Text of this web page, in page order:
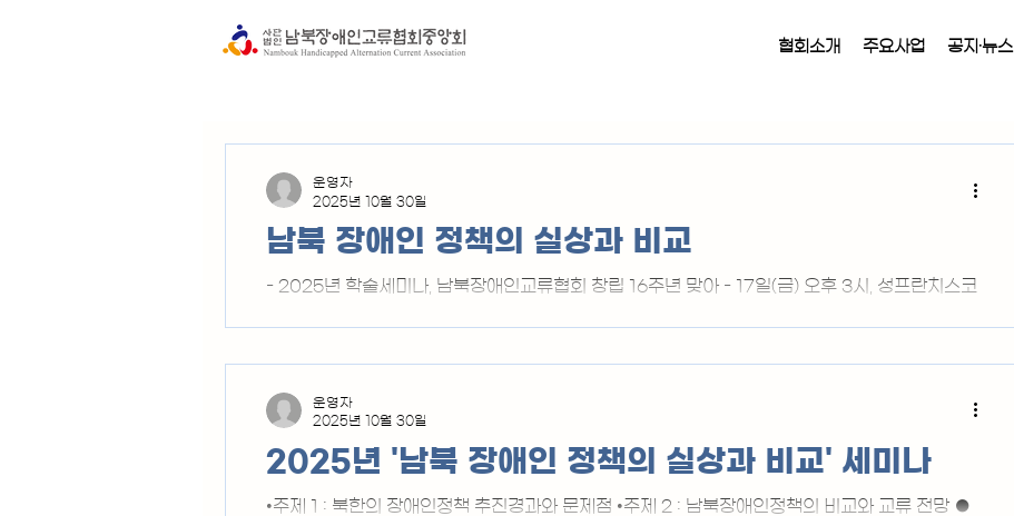
협회소개 주요사업 공지·뉴스
남북 장애인 정책의 실상과 비교
- 2025년 학술세미나, 남북장애인교류협회 창립 16주년 맞아 - 17일(금) 오후 3시, 성프란치스코
토론, 3부 종합토론·질의응답으로 2025년 학술세미나를 마무리했다. 2025년 학술세미나 토론 발
제자인 박정이(예비역 육군대장, 밀리테크협회 회장) 박사가 모두 발언을 하고 있다. 국민의례(국기
에 대한 경례), 애국가 제창(1절), 호국영령에 묵념. 강석승(남북장애인교류협회) 회장이 개회사를
하고, 축사는 안광범(영서신문 대표이사) 동행DNP 이사장이 했다. 1부 사회는 송찬호 전 국회 전
문위원이 진행했다. 이번 2025년 학술세미나는 남북장애인교류협회가 주최·주관했다. 좌장인 강
석승(왼쪽 두번째) 박사가 토론을 주도하고 있다. 강석승 회장은
운영자
2025년 10월 30일
2025년 '남북 장애인 정책의 실상과 비교' 세미나
•주제 1 : 북한의 장애인정책 추진경과와 문제점 •주제 2 : 남북장애인정책의 비교와 교류 전망 ●
운영자
2025년 10월 30일